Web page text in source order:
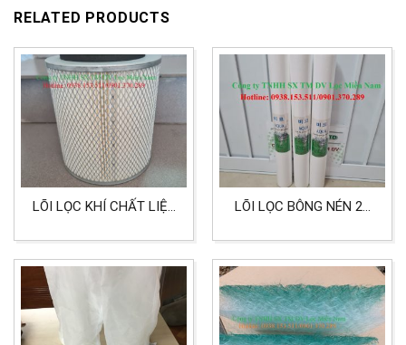
RELATED PRODUCTS
LÕI LỌC KHÍ CHẤT LIỆU
SẢN XUẤT
LÕI LỌC BÔNG NÉN 20
NƯỚC, THỰC PHẨM,
DẦU ĂN NƯỚC MẮM